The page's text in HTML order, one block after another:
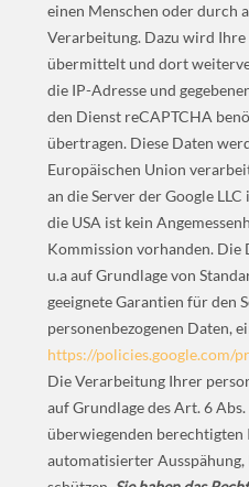
einen Menschen oder durch
Verarbeitung. Dazu wird Ihre
übermittelt und dort
die IP-Adresse und
den Dienst reCAPTCHA
übertragen. Diese Daten
Europäischen Union
an die Server der Google
die USA ist kein
Kommission vorhanden.
u.a auf Grundlage von
geeignete Garantien für den
personenbezogenen Daten,
https://policies.google.com/
Die Verarbeitung Ihrer
auf Grundlage des Art. 6
überwiegenden berechtigten
automatisierter Ausspähung,